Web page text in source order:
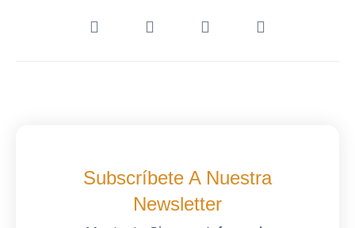
Subscríbete A Nuestra
Newsletter